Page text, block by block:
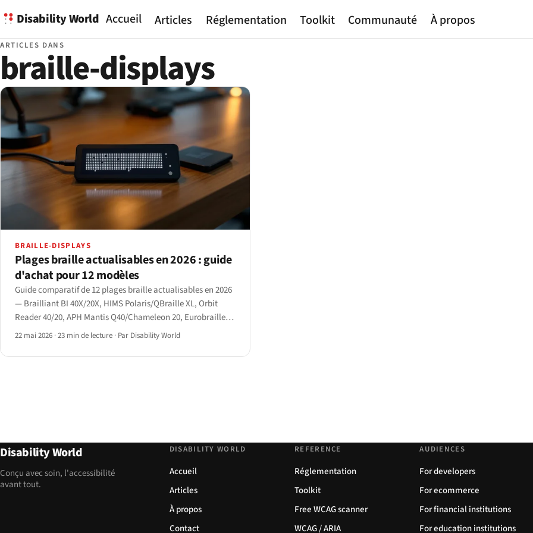
Disability World Accueil Articles Réglementation Toolkit Communauté À propos
ARTICLES DANS
braille-displays
BRAILLE-DISPLAYS
Plages braille actualisables en 2026 : guide
d'achat pour 12 modèles
Guide comparatif de 12 plages braille actualisables en 2026
— Brailliant BI 40X/20X, HIMS Polaris/QBraille XL, Orbit
Reader 40/20, APH Mantis Q40/Chameleon 20, Eurobraille
Esys, Help Tech Activator et Dot Pad — avec matrice de
22 mai 2026 ·23 min de lecture · Par Disability World
Disability World
Conçu avec soin, l'accessibilité
avant tout.
DISABILITY WORLD
Accueil
Articles
À propos
Contact
REFERENCE
Réglementation
Toolkit
Free WCAG scanner
WCAG / ARIA
AUDIENCES
For developers
For ecommerce
For financial institutions
For education institutions